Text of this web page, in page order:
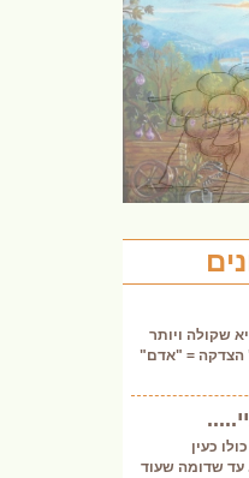
שקולה ויותר
= "אדם"
כעין
שדומה שעוד